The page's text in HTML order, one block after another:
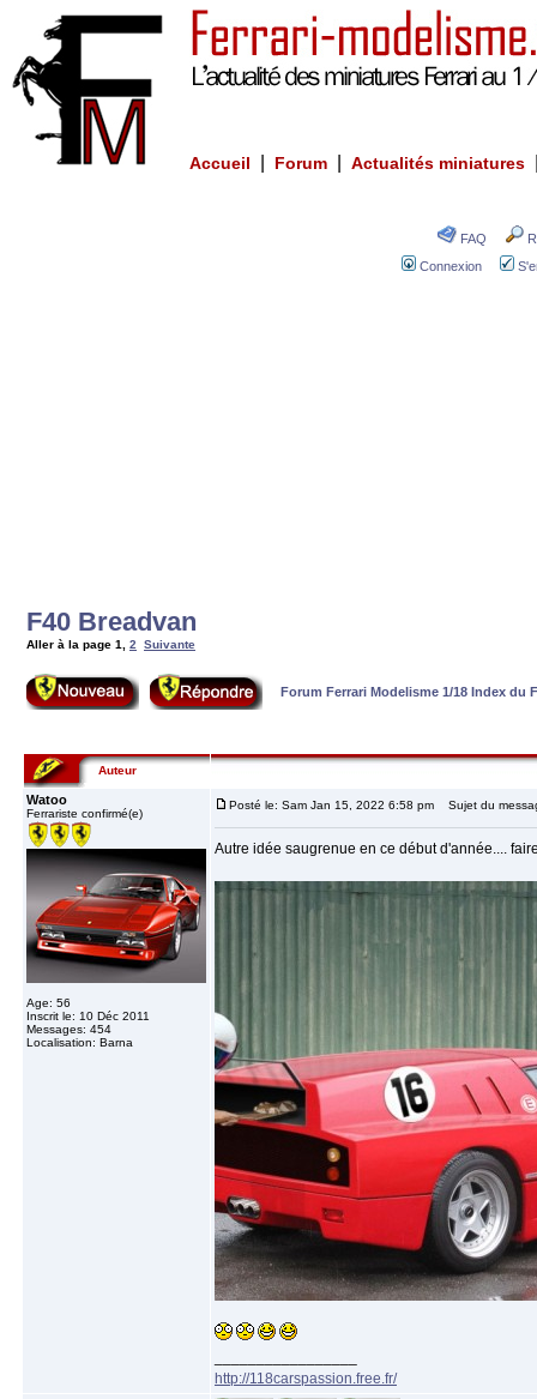
Accueil Forum Actualités miniatures
FAQ
Connexion
F40 Breadvan
Aller à la page 1 2 Suivante
Forum Ferrari Modelisme 1/18 Index du
Auteur
Watoo
Ferrariste confirmé(e)
Age: 56
Inscrit le: 10 Déc 2011
Messages: 454
Localisation: Barna
Posté le: Sam Jan 15, 2022 6:58 pm Sujet du
Autre idée saugrenue en ce début d'année....
http://118carspassion.free.fr/